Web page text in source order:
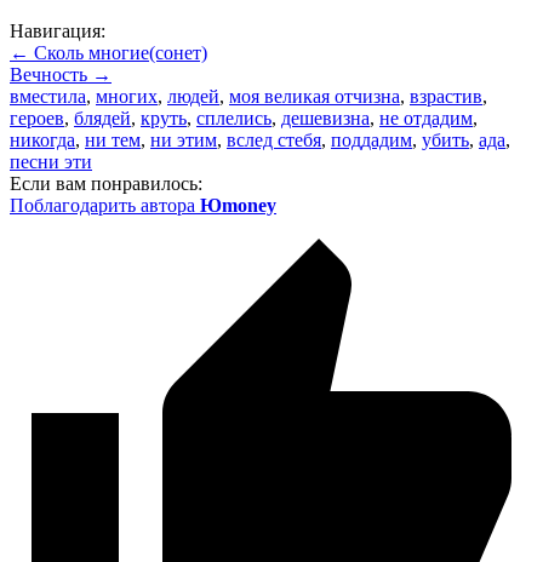
Навигация:
← Сколь многие(сонет)
Вечность →
вместила, многих, людей, моя великая отчизна, взрастив,
героев, блядей, круть, сплелись, дешевизна, не отдадим,
никогда, ни тем, ни этим, вслед стебя, поддадим, убить, ада,
песни эти
Если вам понравилось:
Поблагодарить автора Юmoney